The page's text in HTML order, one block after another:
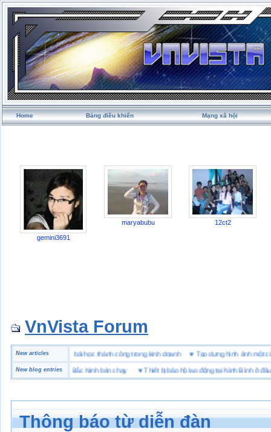
Home Bảng điều khiển Mạng xã hội
gemini3691
maryabubu 12ct2
VnVista Forum
New articles
biệt” của Microsoft ♥4 bài học thành công trong kinh doanh♥Tạo dựng hình ảnh
New blog entries
giày bảo hộ tại Bắc Ninh bán chạy♥ Thiết bị bảo hộ lao động tại Ninh Bình ở đâu
Thông báo từ diễn đàn